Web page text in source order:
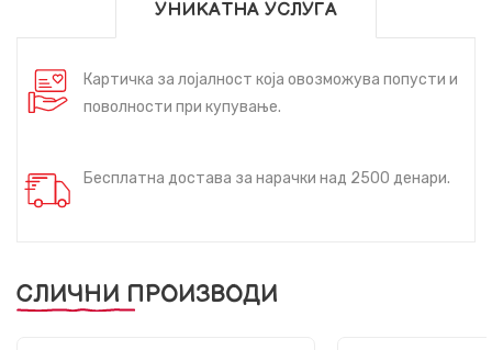
УНИКАТНА УСЛУГА
Картичка за лојалност која овозможува попусти и
поволности при купување.
Бесплатна достава за нарачки над 2500 денари.
СЛИЧНИ ПРОИЗВОДИ